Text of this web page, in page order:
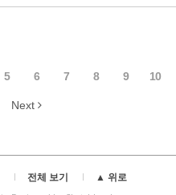
5 6 7 8 9 10
Next
전체 보기 ▲ 위로